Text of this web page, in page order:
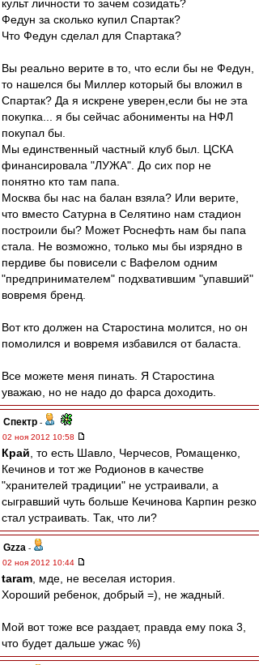
культ личности то зачем созидать?
Федун за сколько купил Спартак?
Что Федун сделал для Спартака?
Вы реально верите в то, что если бы не Федун,
то нашелся бы Миллер который бы вложил в
Спартак? Да я искрене уверен,если бы не эта
покупка... я бы сейчас абонименты на НФЛ
покупал бы.
Мы единственный частный клуб был. ЦСКА
финансировала "ЛУЖА". До сих пор не
понятно кто там папа.
Москва бы нас на балан взяла? Или верите,
что вместо Сатурна в Селятино нам стадион
построили бы? Может Роснефть нам бы папа
стала. Не возможно, только мы бы изрядно в
пердиве бы повисели с Вафелом одним
"предпринимателем" подхватившим "упавший"
вовремя бренд.
Вот кто должен на Старостина молится, но он
помолился и вовремя избавился от баласта.
Все можете меня пинать. Я Старостина
уважаю, но не надо до фарса доходить.
Спектр -
02 ноя 2012 10:58
Край , то есть Шавло, Черчесов, Ромащенко,
Кечинов и тот же Родионов в качестве
"хранителей традиции" не устраивали, а
сыгравший чуть больше Кечинова Карпин резко
стал устраивать. Так, что ли?
Gzza -
02 ноя 2012 10:44
taram , мде, не веселая история.
Хороший ребенок, добрый =), не жадный.
Мой вот тоже все раздает, правда ему пока 3,
что будет дальше ужас %)